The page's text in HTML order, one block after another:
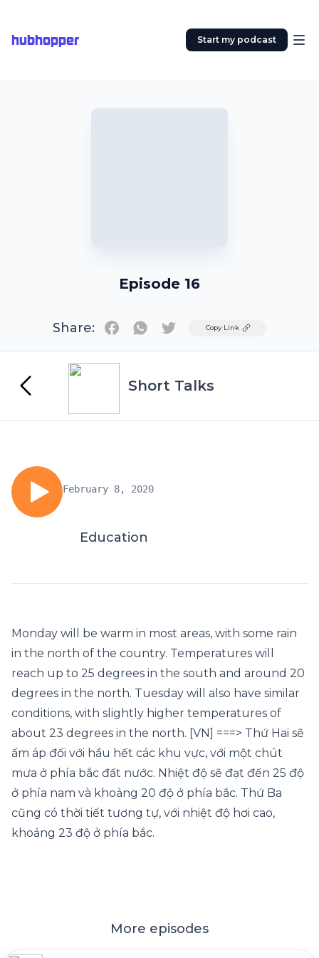
hubhopper Start my podcast
Episode 16
Share: TwitterCopy Link
Short Talks
February 8, 2020
Education
Monday will be warm in most areas, with some rain
in the north of the country. Temperatures will
reach up to 25 degrees in the south and around 20
degrees in the north. Tuesday will also have similar
conditions, with slightly higher temperatures of
about 23 degrees in the north. [VN] ===> Thứ Hai sẽ
ấm áp đối với hầu hết các khu vực, với một chút
mưa ở phía bắc đất nước. Nhiệt độ sẽ đạt đến 25 độ
ở phía nam và khoảng 20 độ ở phía bắc. Thứ Ba
cũng có thời tiết tương tự, với nhiệt độ hơi cao,
khoảng 23 độ ở phía bắc.
More episodes